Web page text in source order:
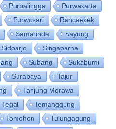
Purbalingga
Purwakarta
Purwosari
Rancaekek
Samarinda
Sayung
Sidoarjo
Singaparna
Subang
Sukabumi
Surabaya
Tajur
Tanjung Morawa
Tegal
Temanggung
Tomohon
Tulungagung